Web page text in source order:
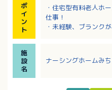
ポ
イ
ン
ト
・住宅型有料老人ホ
仕事！
・未経験、ブランク
・梅本駅から徒歩9分
施
設
名
ナーシングホームみ